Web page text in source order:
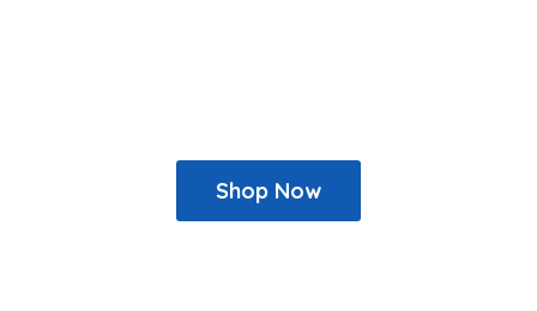
Shop Now